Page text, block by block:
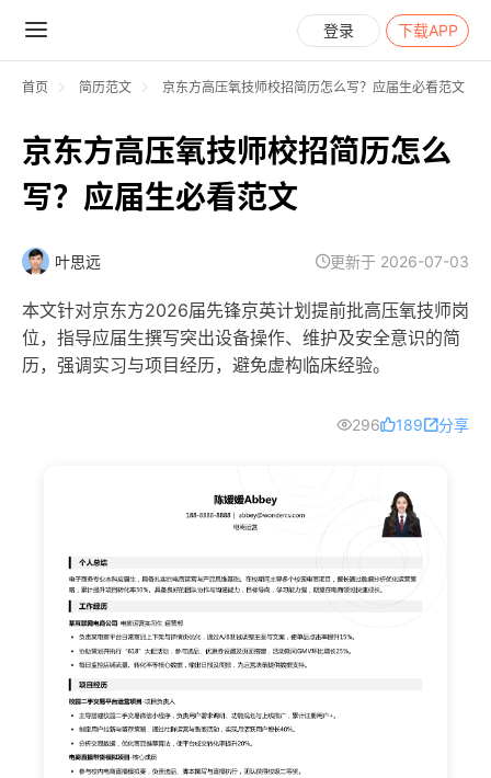
登录 下载APP
首页 简历范文 京东方高压氧技师校招简历怎么写？应届生必看范文
京东方高压氧技师校招简历怎么
写？应届生必看范文
叶思远 更新于 2026-07-03
本文针对京东方2026届先锋京英计划提前批高压氧技师岗
位，指导应届生撰写突出设备操作、维护及安全意识的简
历，强调实习与项目经历，避免虚构临床经验。
296 189 分享